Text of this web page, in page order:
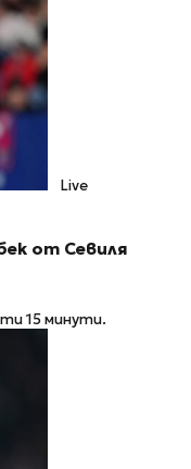
Live
от Севиля
15 минути.